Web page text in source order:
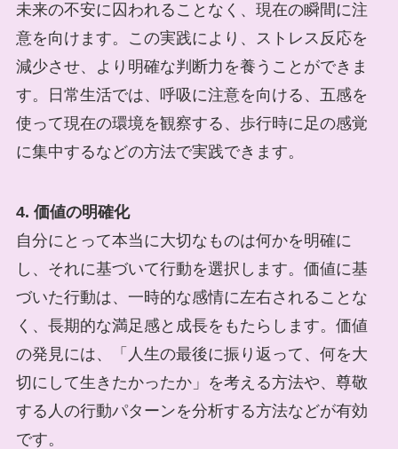
未来の不安に囚われることなく、現在の瞬間に注
意を向けます。この実践により、ストレス反応を
減少させ、より明確な判断力を養うことができま
す。日常生活では、呼吸に注意を向ける、五感を
使って現在の環境を観察する、歩行時に足の感覚
に集中するなどの方法で実践できます。
4. 価値の明確化
自分にとって本当に大切なものは何かを明確に
し、それに基づいて行動を選択します。価値に基
づいた行動は、一時的な感情に左右されることな
く、長期的な満足感と成長をもたらします。価値
の発見には、「人生の最後に振り返って、何を大
切にして生きたかったか」を考える方法や、尊敬
する人の行動パターンを分析する方法などが有効
です。